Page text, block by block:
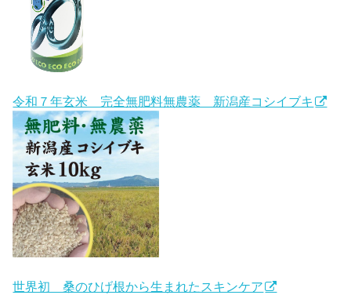
令和７年玄米 完全無肥料無農薬 新潟産コシイブキ
世界初 桑のひげ根から生まれたスキンケア